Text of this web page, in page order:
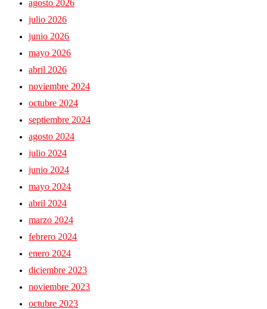
agosto 2026
julio 2026
junio 2026
mayo 2026
abril 2026
noviembre 2024
octubre 2024
septiembre 2024
agosto 2024
julio 2024
junio 2024
mayo 2024
abril 2024
marzo 2024
febrero 2024
enero 2024
diciembre 2023
noviembre 2023
octubre 2023